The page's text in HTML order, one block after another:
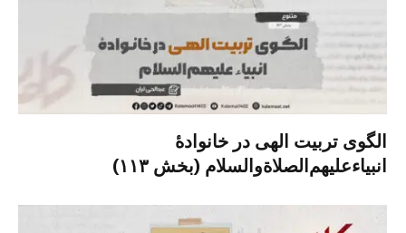
الگوی تربیت الهی در خانوادۀ
انبیاءعلیهم‌الصلاةو‌السلام (بخش ۱۱۳)